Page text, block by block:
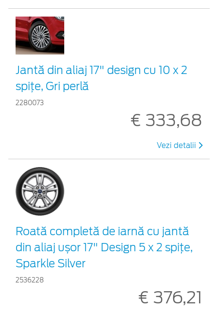
Jantă din aliaj 17" design cu 10 x 2
spițe, Gri perlă
2280073
€ 333,68
Vezi detalii
Roată completă de iarnă cu jantă
din aliaj ușor 17" Design 5 x 2 spițe,
Sparkle Silver
2536228
€ 376,21